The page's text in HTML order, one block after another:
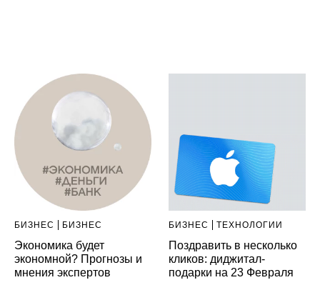
БИЗНЕС БИЗНЕС
Экономика будет
экономной? Прогнозы и
мнения экспертов
БИЗНЕС ТЕХНОЛОГИИ
Поздравить в несколько
кликов: диджитал-
подарки на 23 Февраля